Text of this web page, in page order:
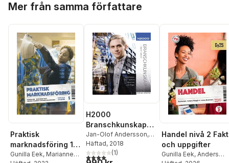
Mer från samma författare
Praktisk
marknadsföring 1
Fakta och uppgifter
Gunilla Eek, Marianne
H2000
Branschkunskap
Fakta och uppgifter
Jan-Olof Andersson,
Gunilla Eek,Marianne
Feldt,Anders Pihlsgård
Häftad, 2018
4,0utav 5 stjärnor. Totalt antal röster:
(1)
Handel nivå 2
och uppgifter
Gunilla Eek, Anders